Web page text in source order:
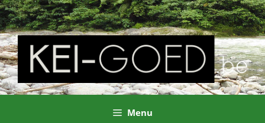
Ga
naar
de
inhoud
Menu